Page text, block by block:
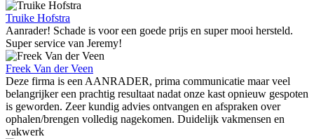
Truike Hofstra
Aanrader! Schade is voor een goede prijs en super mooi hersteld.
Super service van Jeremy!
Freek Van der Veen
Deze firma is een AANRADER, prima communicatie maar veel
belangrijker een prachtig resultaat nadat onze kast opnieuw gespoten
is geworden. Zeer kundig advies ontvangen en afspraken over
ophalen/brengen volledig nagekomen. Duidelijk vakmensen en
vakwerk